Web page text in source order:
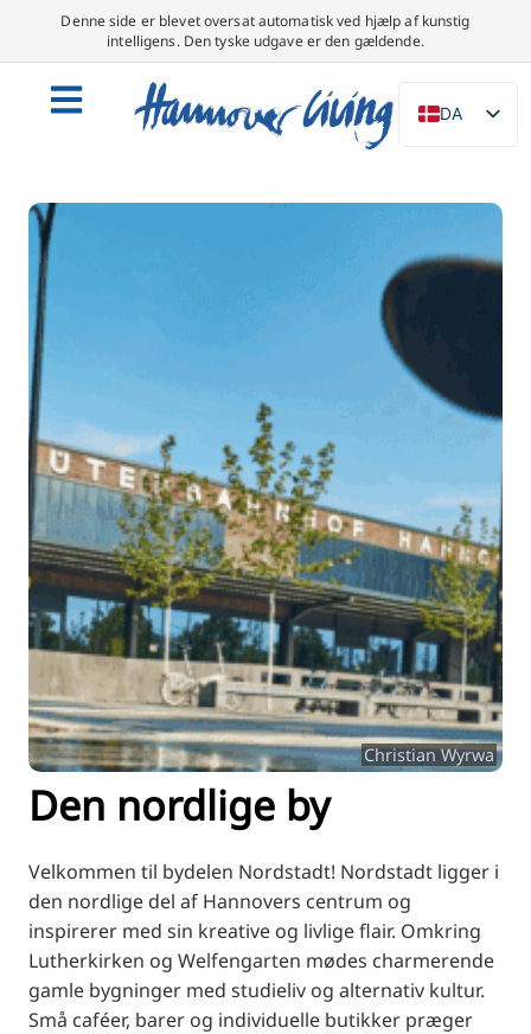
Denne side er blevet oversat automatisk ved hjælp af kunstig
intelligens. Den tyske udgave er den gældende.
DA
DE
PL
TR
RU
FI
ZH
KO
JA
UK
BG
Christian Wyrwa
Den nordlige by
Velkommen til bydelen Nordstadt! Nordstadt ligger i
den nordlige del af Hannovers centrum og
inspirerer med sin kreative og livlige flair. Omkring
Lutherkirken og Welfengarten mødes charmerende
gamle bygninger med studieliv og alternativ kultur.
Små caféer, barer og individuelle butikker præger